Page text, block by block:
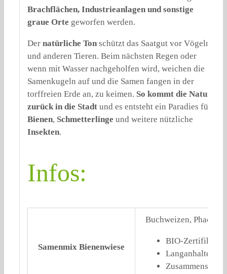
Brachflächen, Industrieanlagen und sonstige
graue Orte geworfen werden.
Der natürliche Tonschützt das Saatgut vor Vögeln
und anderen Tieren. Beim nächsten Regen oder
wenn mit Wasser nachgeholfen wird, weichen die
Samenkugeln auf und die Samen fangen in der
torffreien Erde an, zu keimen. So kommt die Natur
zurück in die Stadtund es entsteht ein Paradies für
Bienen, Schmetterlinge und weitere nützliche
Insekten.
Infos:
Samenmix Bienenwiese
Buchweizen,
BIO-Zertifikat